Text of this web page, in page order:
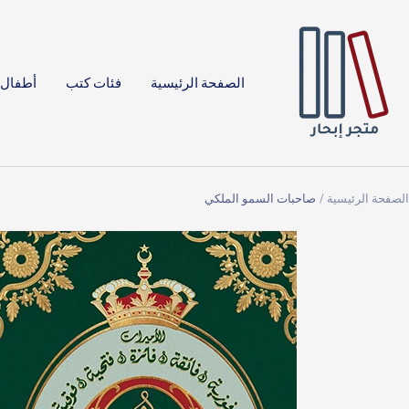
محتوي
الصفحة الرئيسية
فئات كتب أطفال
Bookstore
الصفحة الرئيسية صاحبات السمو الملكي